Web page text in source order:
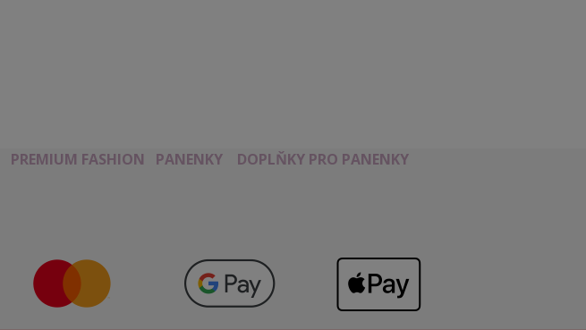
PREMIUM FASHION PANENKY DOPLŇKY PRO PANENKY